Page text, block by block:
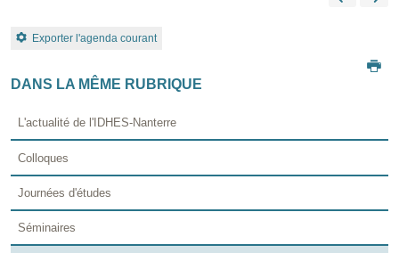
Exporter l'agenda courant
DANS LA MÊME RUBRIQUE
L'actualité de l'IDHES-Nanterre
Colloques
Journées d'études
Séminaires